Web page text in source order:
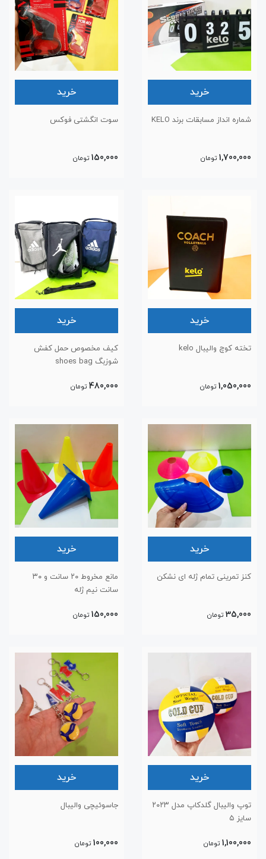
خرید
شماره انداز مسابقات برند KELO
1,700,000 تومان
خرید
سوت انگشتی فوکس
150,000 تومان
خرید
تخته کوچ والیبال kelo
1,050,000 تومان
خرید
کیف مخصوص حمل کفش
شوزبگ shoes bag
480,000 تومان
خرید
کنز تمرینی تمام ژله ای نشکن
35,000 تومان
خرید
مانع مخروط ۲۰ سانت و ۳۰
سانت نیم ژله
150,000 تومان
خرید
توپ والیبال گلدکاپ مدل ۲۰۲۳
سایز ۵
1,100,000 تومان
خرید
جاسوئیچی والیبال
100,000 تومان